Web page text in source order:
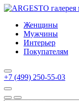
Женщины
Мужчины
Интерьер
Покупателям
+7 (499) 250-55-03